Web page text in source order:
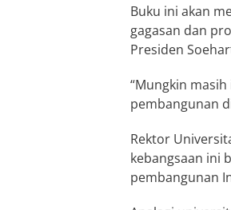
Buku ini akan
gagasan dan
Presiden
“Mungkin
pembangunan
Rektor
kebangsaan ini
pembangunan